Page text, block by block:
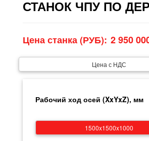
СТАНОК ЧПУ ПО
Цена станка (РУБ):
Цена с НДС
Рабочий ход осей (XxYxZ), мм
1500x1500x1000